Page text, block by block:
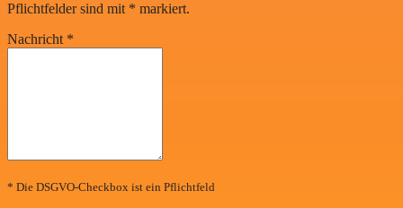
Pflichtfelder sind mit * markiert.
Nachricht *
* Die DSGVO-Checkbox ist ein Pflichtfeld